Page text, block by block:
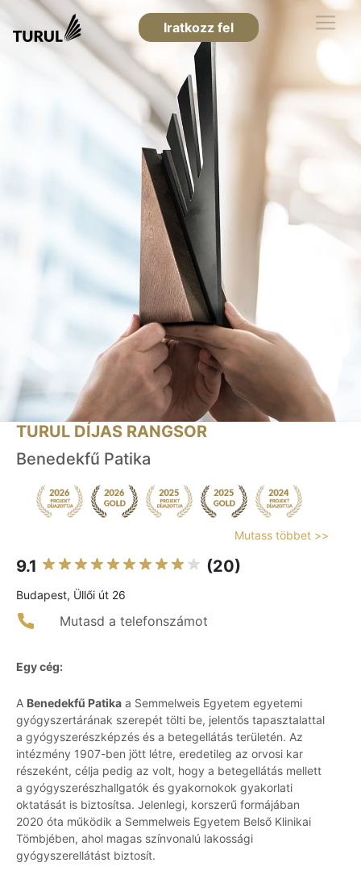
Iratkozz fel
TURUL DÍJAS RANGSOR
Benedekfű Patika
Mutass többet >>
9.1 (20)
Budapest, Üllői út 26
Mutasd a telefonszámot
Egy cég:
A Benedekfű Patika a Semmelweis Egyetem egyetemi
gyógyszertárának szerepét tölti be, jelentős tapasztalattal
a gyógyszerészképzés és a betegellátás területén. Az
intézmény 1907-ben jött létre, eredetileg az orvosi kar
részeként, célja pedig az volt, hogy a betegellátás mellett
a gyógyszerészhallgatók és gyakornokok gyakorlati
oktatását is biztosítsa. Jelenlegi, korszerű formájában
2020 óta működik a Semmelweis Egyetem Belső Klinikai
Tömbjében, ahol magas színvonalú lakossági
gyógyszerellátást biztosít.